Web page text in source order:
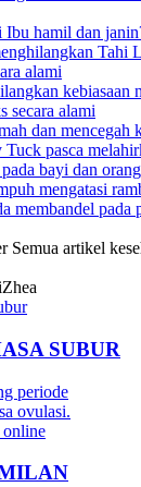
Ibu hamil dan
Tahi
alami
kebiasaan
secara alami
dan mencegah
pasca
bayi dan
mengatasi
membandel pada
Semua artikel
SUBUR
periode
ovulasi.